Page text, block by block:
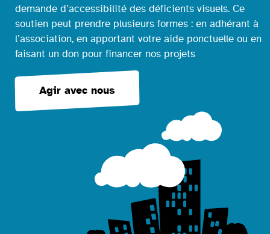
demande d’accessibilité des déficients visuels. Ce
soutien peut prendre plusieurs formes : en adhérant à
l’association, en apportant votre aide ponctuelle ou en
faisant un don pour financer nos projets
Agir avec nous